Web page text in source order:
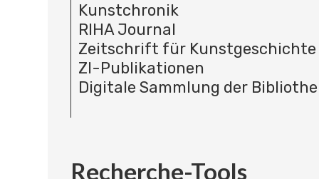
Kunstchronik
RIHA Journal
Zeitschrift für Kunstgeschichte
ZI-Publikationen
Digitale Sammlung der
Recherche-Tools